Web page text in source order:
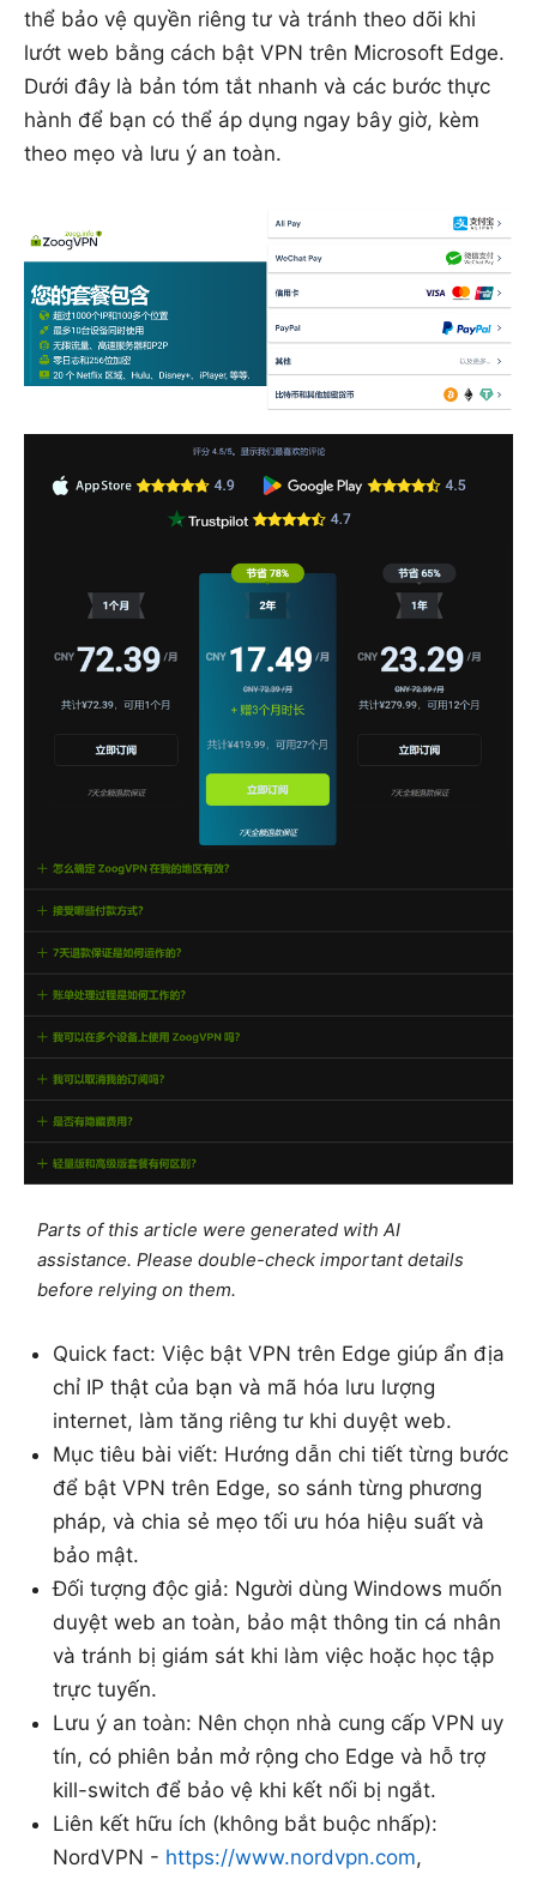
thể bảo vệ quyền riêng tư và tránh theo dõi khi
lướt web bằng cách bật VPN trên Microsoft Edge.
Dưới đây là bản tóm tắt nhanh và các bước thực
hành để bạn có thể áp dụng ngay bây giờ, kèm
theo mẹo và lưu ý an toàn.
Parts of this article were generated with AI
assistance. Please double-check important details
before relying on them.
Quick fact: Việc bật VPN trên Edge giúp ẩn địa
chỉ IP thật của bạn và mã hóa lưu lượng
internet, làm tăng riêng tư khi duyệt web.
Mục tiêu bài viết: Hướng dẫn chi tiết từng bước
để bật VPN trên Edge, so sánh từng phương
pháp, và chia sẻ mẹo tối ưu hóa hiệu suất và
bảo mật.
Đối tượng độc giả: Người dùng Windows muốn
duyệt web an toàn, bảo mật thông tin cá nhân
và tránh bị giám sát khi làm việc hoặc học tập
trực tuyến.
Lưu ý an toàn: Nên chọn nhà cung cấp VPN uy
tín, có phiên bản mở rộng cho Edge và hỗ trợ
kill-switch để bảo vệ khi kết nối bị ngắt.
Liên kết hữu ích (không bắt buộc nhấp):
NordVPN - https://www.nordvpn.com,